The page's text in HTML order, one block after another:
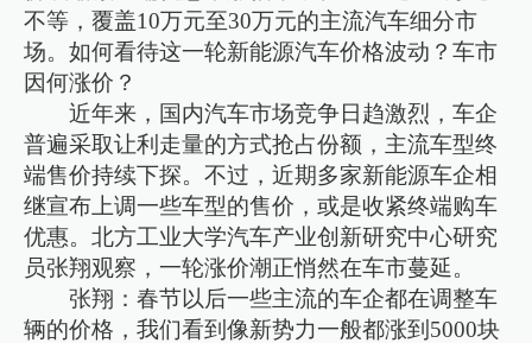
不等，覆盖10万元至30万元的主流汽车细分市
场。如何看待这一轮新能源汽车价格波动？车市
因何涨价？
近年来，国内汽车市场竞争日趋激烈，车企
普遍采取让利走量的方式抢占份额，主流车型终
端售价持续下探。不过，近期多家新能源车企相
继宣布上调一些车型的售价，或是收紧终端购车
优惠。北方工业大学汽车产业创新研究中心研究
员张翔观察，一轮涨价潮正悄然在车市蔓延。
张翔：春节以后一些主流的车企都在调整车
辆的价格，我们看到像新势力一般都涨到5000块